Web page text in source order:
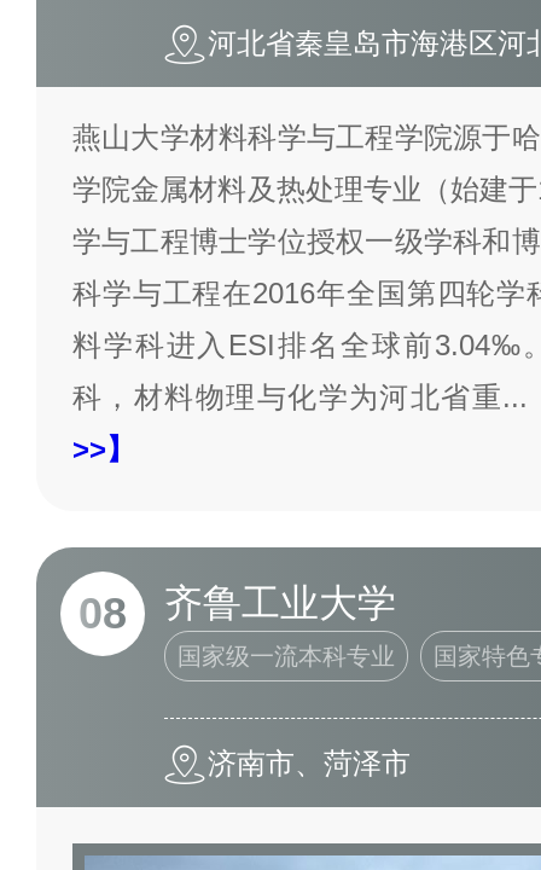
河北省秦皇岛市海港区河
燕山大学材料科学与工程学院源于
学院金属材料及热处理专业（始建
学与工程博士学位授权一级学科和
科学与工程在2016年全国第四轮学
料学科进入ESI排名全球前3.04‰
科，材料物理与化学为河北省重...
>>】
08 齐鲁工业大学
国家级一流本科专业 国家特色
济南市、菏泽市